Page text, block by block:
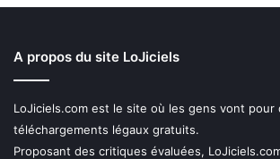
A propos du site LoJiciels
LoJiciels.com est le site où les gens vont pour
téléchargements légaux gratuits.
Proposant des critiques évaluées,